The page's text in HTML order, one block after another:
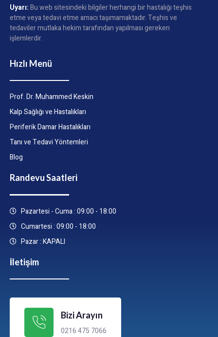
Uyarı:Bu web sitesindeki bilgiler herhangi bir hastalığı teşhis
etme veya tedavi etme amacı taşımamaktadır. Teşhis ve
tedaviler mutlaka hekim tarafından yapılması gereken
işlemlerdir.
Hızlı Menü
Prof. Dr. Muhammed Keskin
Kalp Sağlığı ve Hastalıkları
Periferik Damar Hastalıkları
Tanı ve Tedavi Yöntemleri
Blog
Randevu Saatleri
Pazartesi - Cuma : 09:00 - 18:00
Cumartesi : 09:00 - 18:00
Pazar : KAPALI
İletişim
Bizi Arayın
0216 475 7066